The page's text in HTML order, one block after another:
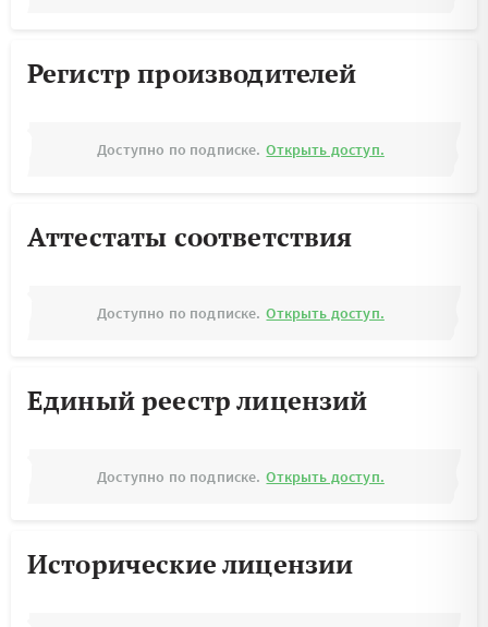
Регистр производителей
Доступно по подписке. Открыть доступ.
Аттестаты соответствия
Доступно по подписке. Открыть доступ.
Единый реестр лицензий
Доступно по подписке. Открыть доступ.
Исторические лицензии